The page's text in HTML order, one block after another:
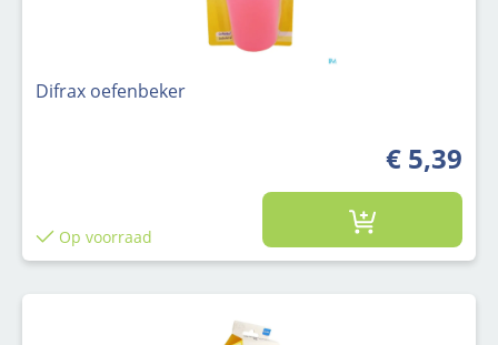
Difrax oefenbeker
€ 5,39
Op voorraad